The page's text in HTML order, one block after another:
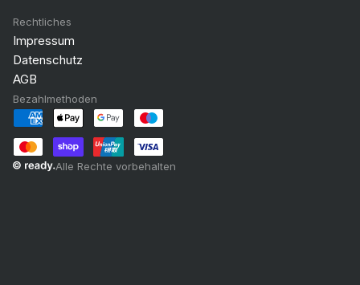
Rechtliches
Impressum
Datenschutz
AGB
Bezahlmethoden
Alle Rechte vorbehalten